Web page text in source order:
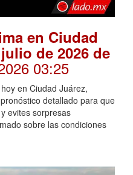
en Ciudad
de 2026 de
03:25
en Ciudad Juárez,
detallado para que
evites sorpresas
sobre las condiciones